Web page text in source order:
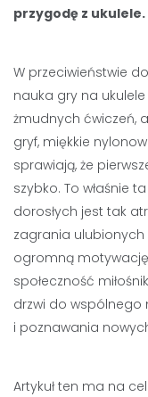
przygodę z ukulele.
W przeciwieństwie
nauka gry na
żmudnych ćwiczeń,
gryf, miękkie
sprawiają, że
szybko. To właśnie
dorosłych jest tak
zagrania ulubionych
ogromną
społeczność
drzwi do wspólnego
i poznawania
Artykuł ten ma na